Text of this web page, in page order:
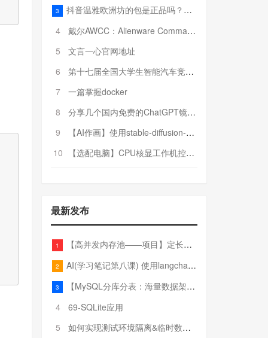
3
抖音温雅欧洲坊的包是正品吗？温雅卖的包为啥那么便宜？
4
戴尔AWCC：Alienware Command Center 故障排除方法，里面附有超全详解呦，快来快来，欢迎观看~
5
文言一心官网地址
6
第十七届全国大学生智能汽车竞赛全国总决赛参赛队伍奖项公告
7
一篇掌握docker
8
分享几个国内免费的ChatGPT镜像网址(亲测有效-4月25日更新)
9
【AI作画】使用stable-diffusion-webui搭建AI作画平台
10
【选配电脑】CPU核显工作机控制预算5000
最新发布
1 【高并发内存池——项目】定长内存池——开胃小菜
2 AI(学习笔记第八课) 使用langchain的embedding models
3
【MySQL分库分表：海量数据架构的终极解决方案】
4
69-SQLite应用
5
如何实现测试环境隔离&临时数据库（pytest+SQLite）